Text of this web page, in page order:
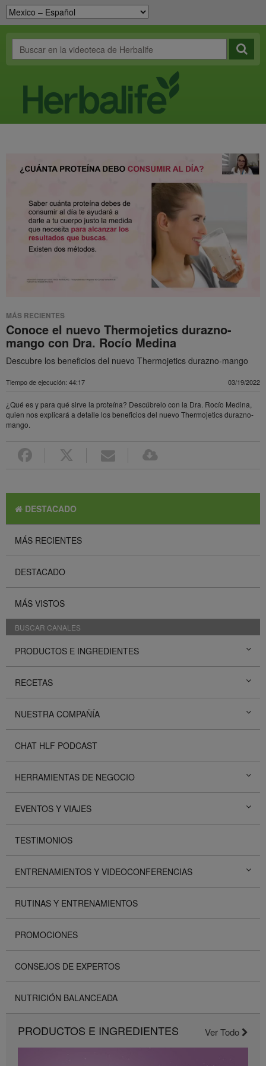
MÁS RECIENTES
Conoce el nuevo Thermojetics durazno-
mango con Dra. Rocío Medina
Descubre los beneficios del nuevo Thermojetics durazno-mango
Tiempo de ejecución: 44:17 03/19/2022
¿Qué es y para qué sirve la proteína? Descúbrelo con la Dra. Rocío Medina,
quien nos explicará a detalle los beneficios del nuevo Thermojetics durazno-
mango.
DESTACADO
MÁS RECIENTES
DESTACADO
MÁS VISTOS
BUSCAR CANALES
PRODUCTOS E INGREDIENTES
RECETAS
NUESTRA COMPAÑÍA
CHAT HLF PODCAST
HERRAMIENTAS DE NEGOCIO
EVENTOS Y VIAJES
TESTIMONIOS
ENTRENAMIENTOS Y VIDEOCONFERENCIAS
RUTINAS Y ENTRENAMIENTOS
PROMOCIONES
CONSEJOS DE EXPERTOS
NUTRICIÓN BALANCEADA
PRODUCTOS E INGREDIENTES Ver Todo